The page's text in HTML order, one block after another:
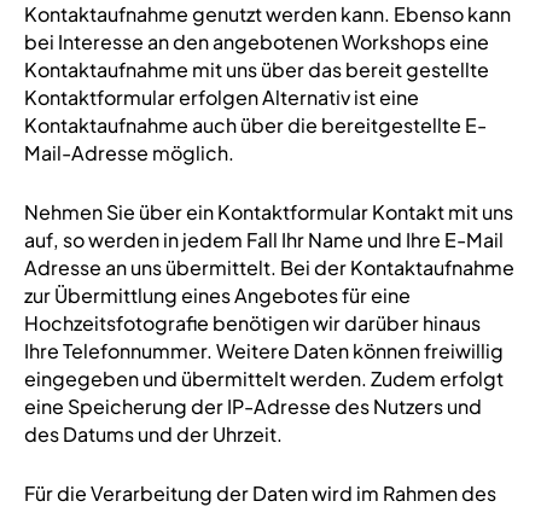
Kontaktaufnahme genutzt werden kann. Ebenso kann
bei Interesse an den angebotenen Workshops eine
Kontaktaufnahme mit uns über das bereit gestellte
Kontaktformular erfolgen Alternativ ist eine
Kontaktaufnahme auch über die bereitgestellte E-
Mail-Adresse möglich.
Nehmen Sie über ein Kontaktformular Kontakt mit uns
auf, so werden in jedem Fall Ihr Name und Ihre E-Mail
Adresse an uns übermittelt. Bei der Kontaktaufnahme
zur Übermittlung eines Angebotes für eine
Hochzeitsfotografie benötigen wir darüber hinaus
Ihre Telefonnummer. Weitere Daten können freiwillig
eingegeben und übermittelt werden. Zudem erfolgt
eine Speicherung der IP-Adresse des Nutzers und
des Datums und der Uhrzeit.
Für die Verarbeitung der Daten wird im Rahmen des